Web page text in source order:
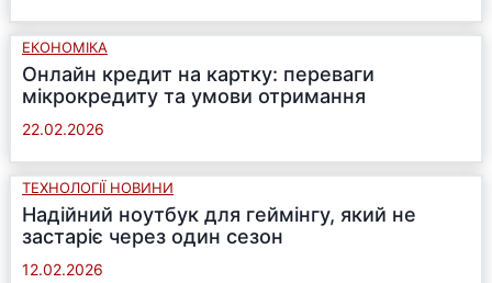
ЕКОНОМІКА
Онлайн кредит на картку: переваги
мікрокредиту та умови отримання
22.02.2026
ТЕХНОЛОГІЇ НОВИНИ
Надійний ноутбук для геймінгу, який не
застаріє через один сезон
12.02.2026